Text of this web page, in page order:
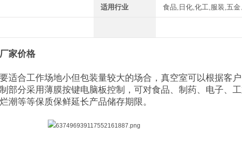
适用行业 食品,日化,化工,服装,五金
家价格
适合工作场地小但包装量较大的场合，真空室可以根据客
部分采用薄膜按键电脑板控制，可对食品、制药、电子、
潮等等保质保鲜延长产品储存期限。